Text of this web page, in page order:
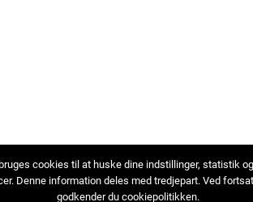
cookies til at huske dine indstillinger, statistik
Denne information deles med tredjepart. Ved
godkender du cookiepolitikken.